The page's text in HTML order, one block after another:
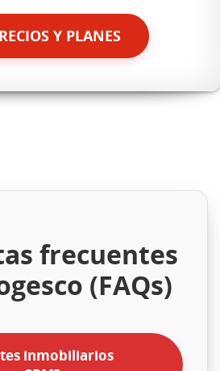
Y PLANES
frecuentes
(FAQs)
inmobiliarios